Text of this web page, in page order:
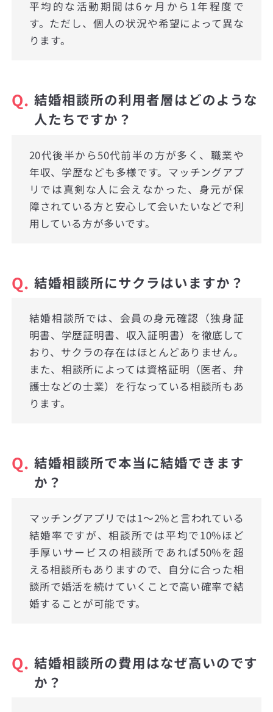
平均的な活動期間は6ヶ月から1年程度で
す。ただし、個人の状況や希望によって異な
ります。
Q. 結婚相談所の利用者層はどのような
人たちですか？
20代後半から50代前半の方が多く、職業や
年収、学歴なども多様です。マッチングアプ
リでは真剣な人に会えなかった、身元が保
障されている方と安心して会いたいなどで利
用している方が多いです。
Q. 結婚相談所にサクラはいますか？
結婚相談所では、会員の身元確認（独身証
明書、学歴証明書、収入証明書）を徹底して
おり、サクラの存在はほとんどありません。
また、相談所によっては資格証明（医者、弁
護士などの士業）を行なっている相談所もあ
ります。
Q. 結婚相談所で本当に結婚できます
か？
マッチングアプリでは1〜2%と言われている
結婚率ですが、相談所では平均で10%ほど
手厚いサービスの相談所であれば50%を超
える相談所もありますので、自分に合った相
談所で婚活を続けていくことで高い確率で結
婚することが可能です。
Q. 結婚相談所の費用はなぜ高いのです
か？